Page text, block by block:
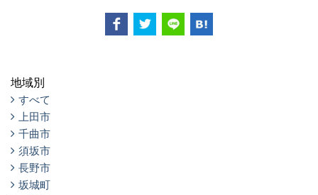
地域別
すべて
上田市
千曲市
須坂市
長野市
坂城町